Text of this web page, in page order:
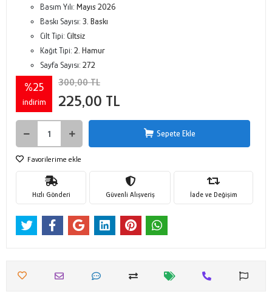
Basım Yılı: Mayıs 2026
Baskı Sayısı: 3. Baskı
Cilt Tipi: Ciltsiz
Kağıt Tipi: 2. Hamur
Sayfa Sayısı: 272
%25
indirim
300,00 TL
225,00 TL
Sepete Ekle
Favorilerime ekle
Hızlı Gönderi Güvenli Alışveriş İade ve Değişim